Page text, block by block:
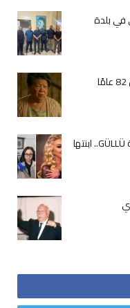
في بلدة
تفاصيل صادمة في وفاة المغنية التركية GÜLLÜ.. ابنتها